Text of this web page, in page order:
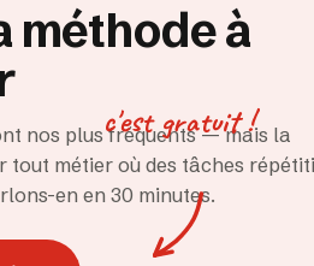
méthode à
nos plus fréquents — mais la
tout métier où des tâches
en en 30 minutes.
c'est gratuit !